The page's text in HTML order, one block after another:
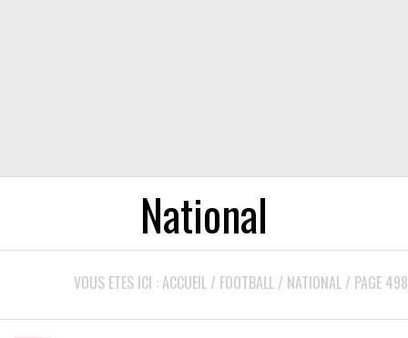
National
VOUS ETES ICI : ACCUEIL / FOOTBALL / NATIONAL / PAGE 498